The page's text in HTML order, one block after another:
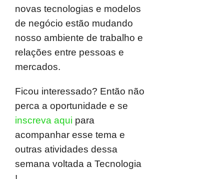
novas tecnologias e modelos
de negócio estão mudando
nosso ambiente de trabalho e
relações entre pessoas e
mercados.
Ficou interessado? Então não
perca a oportunidade e se
inscreva aqui para
acompanhar esse tema e
outras atividades dessa
semana voltada a Tecnologia